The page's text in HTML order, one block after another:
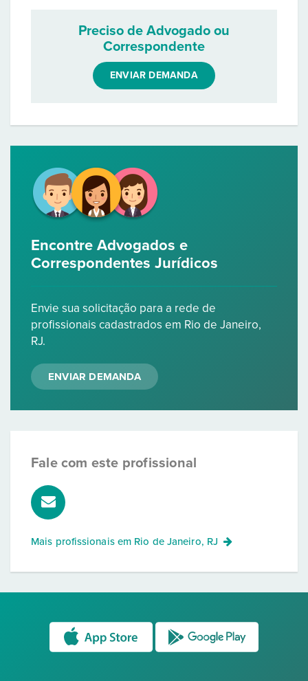
Preciso de Advogado ou
Correspondente
ENVIAR DEMANDA
Encontre Advogados e
Correspondentes Jurídicos
Envie sua solicitação para a rede de
profissionais cadastrados em Rio de Janeiro,
RJ.
ENVIAR DEMANDA
Fale com este profissional
Mais profissionais em Rio de Janeiro, RJ